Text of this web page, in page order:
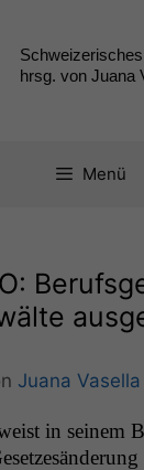
hrsg. von Juana
Menü
Juana Vasella
in seinem